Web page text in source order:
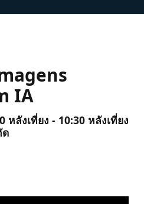
IA
ลังเที่ยง - 10:30 หลังเที่ยง
ด